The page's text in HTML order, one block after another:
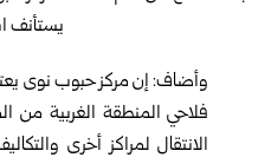
وأضاف: إن مركز حبوب نوى
فلاحي المنطقة الغربية من
الانتقال لمراكز أخرى